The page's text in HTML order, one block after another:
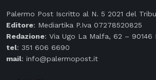
Palermo Post Iscritto al N. 5 2021 del
Editore: Mediartika P.Iva 07278520825
Redazione: Via Ugo La Malfa, 62 – 90146
tel: 351 606 6690
mail: info@palermopost.it